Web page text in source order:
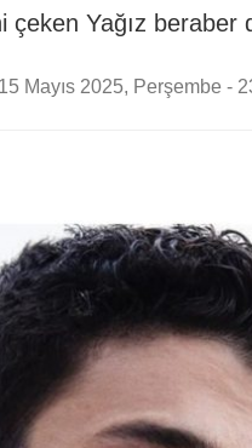
çeken Yağız
15 Mayıs 2025, Perşembe -